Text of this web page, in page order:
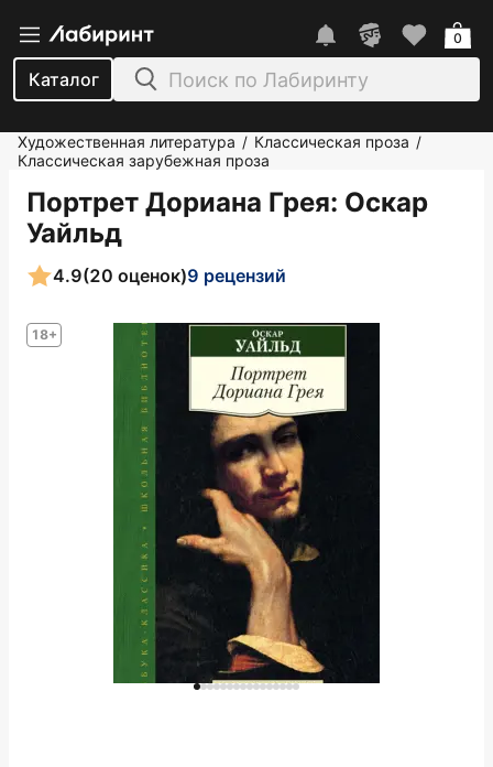
Каталог
0
Художественная литература / Классическая проза /
Классическая зарубежная проза
Портрет Дориана Грея: Оскар
Уайльд
18+
4.9(20 оценок)9 рецензий